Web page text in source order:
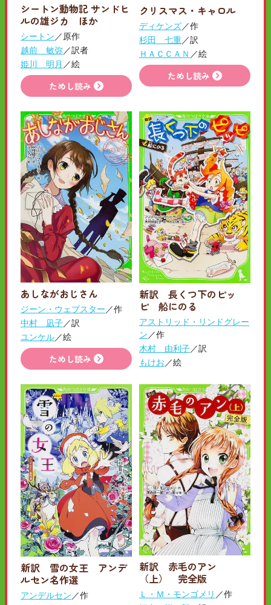
シートン動物記 サンドヒ
ルの雄ジカ ほか
シートン ／原作
越前 敏弥／訳者
姫川 明月 ／絵
ためし読み
クリスマス・キャロル
ディケンズ／作
杉田 七重／訳
ＨＡＣＣＡＮ ／絵
ためし読み
あしながおじさん
ジーン・ウェブスター ／作
中村 凪子／訳
ユンケル／絵
ためし読み
新訳 長くつ下のピッ
ピ 船にのる
アストリッド・リンドグレー
ン ／作
木村 由利子／訳
もけお ／絵
新訳 雪の女王 アンデ
ルセン名作選
アンデルセン ／作
新訳 赤毛のアン
（上） 完全版
Ｌ・Ｍ・モンゴメリ ／作